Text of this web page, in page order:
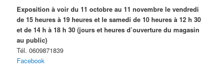
Exposition à voir du 11 octobre au 11 novembre le vendredi
de 15 heures à 19 heures et le samedi de 10 heures à 12 h 30
et de 14 h à 18 h 30 (jours et heures d’ouverture du magasin
au public)
Tél. 0609871839
Facebook